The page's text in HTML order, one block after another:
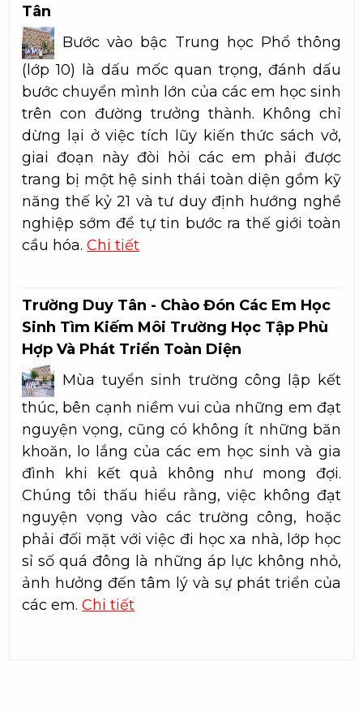
Tân
Bước vào bậc Trung học Phổ thông
(lớp 10) là dấu mốc quan trọng, đánh dấu
bước chuyển mình lớn của các em học sinh
trên con đường trưởng thành. Không chỉ
dừng lại ở việc tích lũy kiến thức sách vở,
giai đoạn này đòi hỏi các em phải được
trang bị một hệ sinh thái toàn diện gồm kỹ
năng thế kỷ 21 và tư duy định hướng nghề
nghiệp sớm để tự tin bước ra thế giới toàn
cầu hóa.Chi tiết
Trường Duy Tân - Chào Đón Các Em Học
Sinh Tìm Kiếm Môi Trường Học Tập Phù
Hợp Và Phát Triển Toàn Diện
Mùa tuyển sinh trường công lập kết
thúc, bên cạnh niềm vui của những em đạt
nguyện vọng, cũng có không ít những băn
khoăn, lo lắng của các em học sinh và gia
đình khi kết quả không như mong đợi.
Chúng tôi thấu hiểu rằng, việc không đạt
nguyện vọng vào các trường công, hoặc
phải đối mặt với việc đi học xa nhà, lớp học
sỉ số quá đông là những áp lực không nhỏ,
ảnh hưởng đến tâm lý và sự phát triển của
các em.Chi tiết